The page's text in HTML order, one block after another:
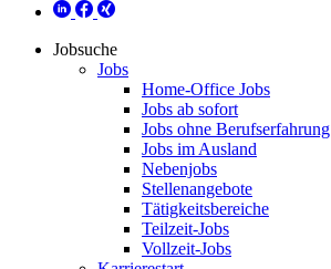
Jobsuche
Jobs
Home-Office Jobs
Jobs ab sofort
Jobs ohne Berufserfahrung
Jobs im Ausland
Nebenjobs
Stellenangebote
Tätigkeitsbereiche
Teilzeit-Jobs
Vollzeit-Jobs